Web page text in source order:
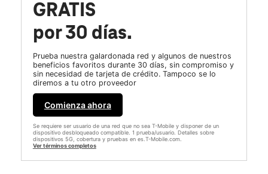
GRATIS
por 30 días.
Prueba nuestra galardonada red y algunos de nuestros
beneficios favoritos durante 30 días, sin compromiso y
sin necesidad de tarjeta de crédito. Tampoco se lo
diremos a tu otro proveedor
Comienza ahora
Se requiere ser usuario de una red que no sea T-Mobile y disponer de un
dispositivo desbloqueado compatible. 1 prueba/usuario. Detalles sobre
dispositivos 5G, cobertura y pruebas en es.T-Mobile.com.
Ver términos completos